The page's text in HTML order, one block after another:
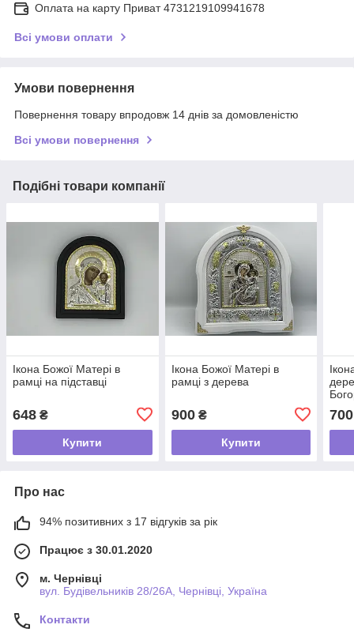
Оплата на карту Приват 4731219109941678
Всі умови оплати
Умови повернення
Повернення товару впродовж 14 днів за домовленістю
Всі умови повернення
Подібні товари компанії
Ікона Божої Матері в
рамці на підставці
648 ₴
Купити
Ікона Божої Матері в
рамці з дерева
900₴
Купити
700
Про нас
94% позитивних з 17 відгуків за рік
Працює з 30.01.2020
м. Чернівці
вул. Будівельників 28/26А, Чернівці, Україна
Контакти